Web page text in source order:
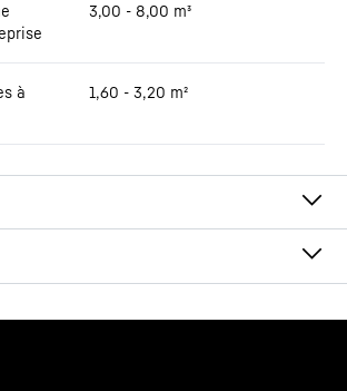
3,00 - 8,00 m³
à
1,60 - 3,20 m²
LH 110 Industry Litronic
par Google*. Lorsque vous chargez cette
y compris votre adresse IP, sont transmises à